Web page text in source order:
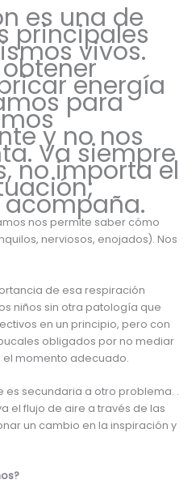
es una de
principales
vivos.
energía
para
y no nos
Va siempre
no importa el
nos permite saber cómo
nerviosos, enojados). Nos
de esa respiración
niños sin otra patología que
en un principio, pero con
obligados por no mediar
momento adecuado.
es secundaria a otro problema. .
el flujo de aire a través de las
un cambio en la inspiración y